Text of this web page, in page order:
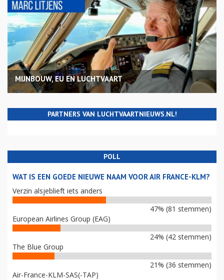
MIJNBOUW, EU EN LUCHTVAART
PARTNERS VAN LUCHTVAARTNIEUWS.NL!
POLL
WAT IS EEN GOEDE NIEUWE NAAM VOOR AIR FRANCE-KLM?
Verzin alsjeblieft iets anders
47% (81 stemmen)
European Airlines Group (EAG)
24% (42 stemmen)
The Blue Group
21% (36 stemmen)
Air-France-KLM-SAS(-TAP)